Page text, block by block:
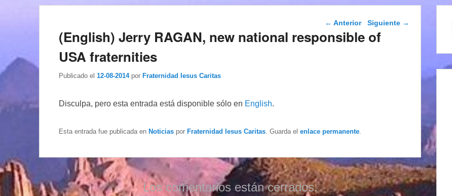
Navegación de
entradas
← Anterior Siguiente →
(English) Jerry RAGAN, new national responsible of
USA fraternities
Publicado el 12-08-2014 por Fraternidad Iesus Caritas
Disculpa, pero esta entrada está disponible sólo en English.
Esta entrada fue publicada en Noticias por Fraternidad Iesus Caritas . Guarda el enlace permanente
Los comentarios están cerrados.